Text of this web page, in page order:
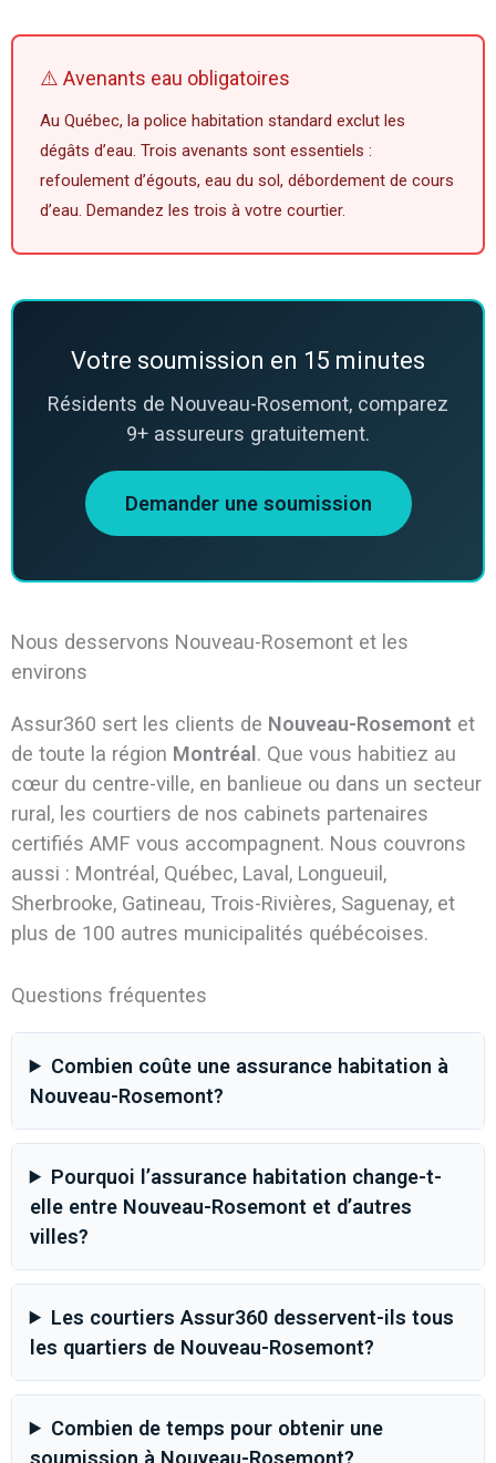
⚠️ Avenants eau obligatoires
Au Québec, la police habitation standard exclut les
dégâts d’eau. Trois avenants sont essentiels :
refoulement d’égouts, eau du sol, débordement de cours
d’eau. Demandez les trois à votre courtier.
Votre soumission en 15 minutes
Résidents de Nouveau-Rosemont, comparez
9+ assureurs gratuitement.
Demander une soumission
Nous desservons Nouveau-Rosemont et les
environs
Assur360 sert les clients de Nouveau-Rosemont et
de toute la région Montréal. Que vous habitiez au
cœur du centre-ville, en banlieue ou dans un secteur
rural, les courtiers de nos cabinets partenaires
certifiés AMF vous accompagnent. Nous couvrons
aussi : Montréal, Québec, Laval, Longueuil,
Sherbrooke, Gatineau, Trois-Rivières, Saguenay, et
plus de 100 autres municipalités québécoises.
Questions fréquentes
Combien coûte une assurance habitation à
Nouveau-Rosemont?
Pourquoi l’assurance habitation change-t-
elle entre Nouveau-Rosemont et d’autres
villes?
Les courtiers Assur360 desservent-ils tous
les quartiers de Nouveau-Rosemont?
Combien de temps pour obtenir une
soumission à Nouveau-Rosemont?